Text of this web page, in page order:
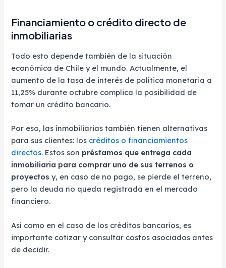
Financiamiento o crédito directo de
inmobiliarias
Todo esto depende también de la situación
económica de Chile y el mundo. Actualmente, el
aumento de la tasa de interés de política monetaria a
11,25% durante octubre complica la posibilidad de
tomar un crédito bancario.
Por eso, las inmobiliarias también tienen alternativas
para sus clientes: los créditos o financiamientos
directos. Estos son préstamos que entrega cada
inmobiliaria para comprar uno de sus terrenos o
proyectos y, en caso de no pago, se pierde el terreno,
pero la deuda no queda registrada en el mercado
financiero.
Así como en el caso de los créditos bancarios, es
importante cotizar y consultar costos asociados antes
de decidir.